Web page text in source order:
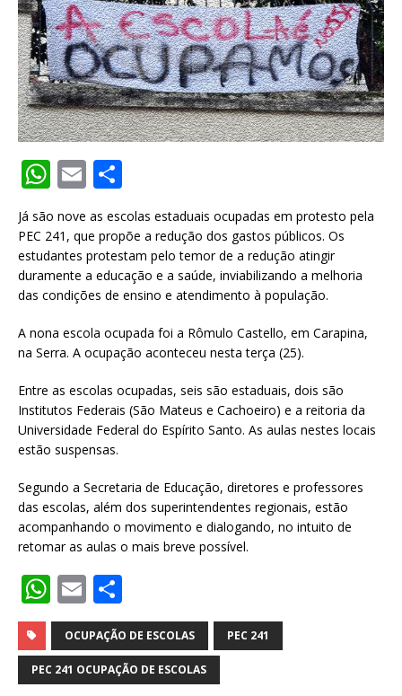
W
at
s
A
p
E
ai
l
h
ar
e
Já são nove as escolas estaduais ocupadas em protesto pela
PEC 241, que propõe a redução dos gastos públicos. Os
estudantes protestam pelo temor de a redução atingir
duramente a educação e a saúde, inviabilizando a melhoria
das condições de ensino e atendimento à população.
A nona escola ocupada foi a Rômulo Castello, em Carapina,
na Serra. A ocupação aconteceu nesta terça (25).
Entre as escolas ocupadas, seis são estaduais, dois são
Institutos Federais (São Mateus e Cachoeiro) e a reitoria da
Universidade Federal do Espírito Santo. As aulas nestes locais
estão suspensas.
Segundo a Secretaria de Educação, diretores e professores
das escolas, além dos superintendentes regionais, estão
acompanhando o movimento e dialogando, no intuito de
retomar as aulas o mais breve possível.
W
h
at
s
E
m
ai
l
h
ar
e
OCUPAÇÃO DE ESCOLAS PEC 241
PEC 241 OCUPAÇÃO DE ESCOLAS